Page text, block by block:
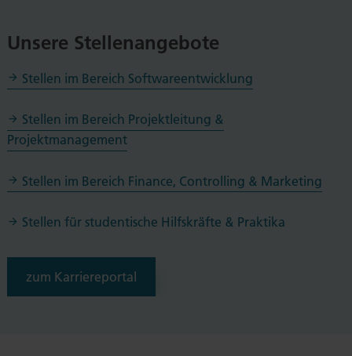
Unsere Stellenangebote
Stellen im Bereich Softwareentwicklung
Stellen im Bereich Projektleitung &
Projektmanagement
Stellen im Bereich Finance, Controlling & Marketing
Stellen für studentische Hilfskräfte & Praktika
zum Karriereportal